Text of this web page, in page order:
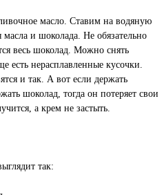
масло. Ставим на водяную
и шоколада. Не обязательно
весь шоколад. Можно снять
есть нерасплавленные кусочки.
и так. А вот если держать
шоколад, тогда он потеряет свои
а крем не застыть.
так: